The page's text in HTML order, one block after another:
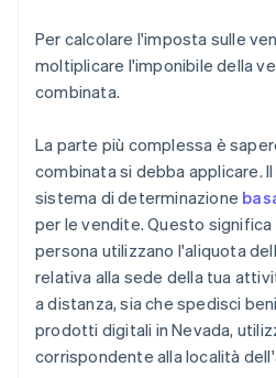
Per calcolare l'imposta sulle
moltiplicare l'imponibile della
combinata.
La parte più complessa è
combinata si debba applicare.
sistema di determinazione
per le vendite. Questo significa
persona utilizzano l'aliquota
relativa alla sede della tua
a distanza, sia che spedisci
prodotti digitali in Nevada,
corrispondente alla località